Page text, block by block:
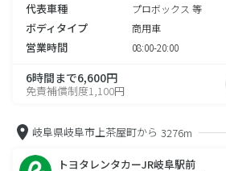
代表車種 プロボックス 等
ボディタイプ 商用車
営業時間 08:00-20:00
6時間まで6,600円
免責補償制度1,100円
岐阜県岐阜市上茶屋町から 3276m
トヨタレンタカーJR岐阜駅前